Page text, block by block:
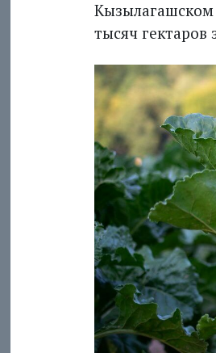
Кызылагашском
тысяч гектаров